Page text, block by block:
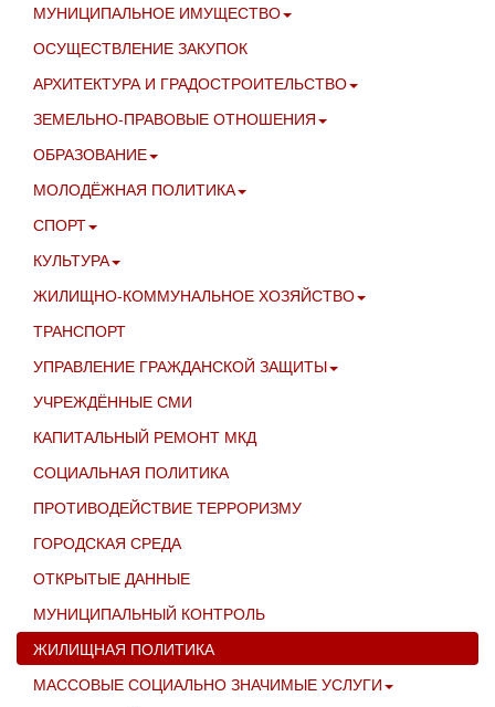
МУНИЦИПАЛЬНОЕ ИМУЩЕСТВО
ОСУЩЕСТВЛЕНИЕ ЗАКУПОК
АРХИТЕКТУРА И ГРАДОСТРОИТЕЛЬСТВО
ЗЕМЕЛЬНО-ПРАВОВЫЕ ОТНОШЕНИЯ
ОБРАЗОВАНИЕ
МОЛОДЁЖНАЯ ПОЛИТИКА
СПОРТ
КУЛЬТУРА
ЖИЛИЩНО-КОММУНАЛЬНОЕ ХОЗЯЙСТВО
ТРАНСПОРТ
УПРАВЛЕНИЕ ГРАЖДАНСКОЙ ЗАЩИТЫ
УЧРЕЖДЁННЫЕ СМИ
КАПИТАЛЬНЫЙ РЕМОНТ МКД
СОЦИАЛЬНАЯ ПОЛИТИКА
ПРОТИВОДЕЙСТВИЕ ТЕРРОРИЗМУ
ГОРОДСКАЯ СРЕДА
ОТКРЫТЫЕ ДАННЫЕ
МУНИЦИПАЛЬНЫЙ КОНТРОЛЬ
ЖИЛИЩНАЯ ПОЛИТИКА
МАССОВЫЕ СОЦИАЛЬНО ЗНАЧИМЫЕ УСЛУГИ